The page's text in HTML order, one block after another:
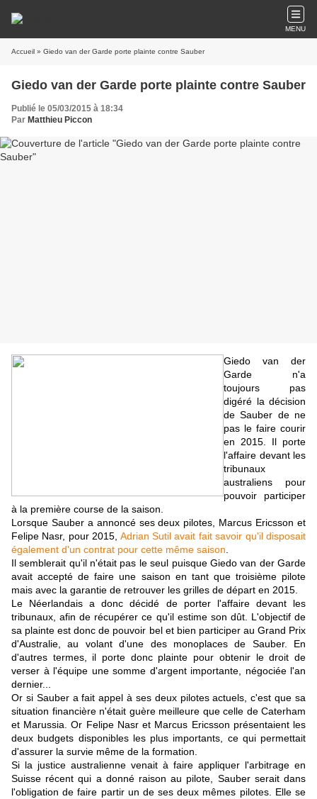
MENU
Accueil » Giedo van der Garde porte plainte contre Sauber
Giedo van der Garde porte plainte contre Sauber
Publié le 05/03/2015 à 18:34
Par Matthieu Piccon
Giedo van der
Garde n'a
toujours pas
digéré la décision
de Sauber de ne
pas le faire courir
en 2015. Il porte
l'affaire devant les
tribunaux
australiens pour
pouvoir participer
à la première course de la saison.
Lorsque Sauber a annoncé ses deux pilotes, Marcus Ericsson et
Felipe Nasr, pour 2015, Adrian Sutil avait fait savoir qu'il disposait
également d'un contrat pour cette même saison
Il semblerait qu'il n'était pas le seul puisque Giedo van der Garde
avait accepté de faire une saison en tant que troisième pilote
mais avec la garantie de retrouver les grilles de départ en 2015.
Le Néerlandais a donc décidé de porter l'affaire devant les
tribunaux, afin de récupérer ce qu'il estime son dût. L'objectif de
sa plainte est donc de pouvoir bel et bien participer au Grand Prix
d'Australie, au volant d'une des monoplaces de Sauber. En
d'autres termes, il porte donc plainte pour obtenir le droit de
verser à l'équipe une somme d'argent importante, négociée l'an
dernier...
Or si Sauber a fait appel à ses deux pilotes actuels, c'est que sa
situation financière n'était guère meilleure que celle de Caterham
et Marussia. Or Felipe Nasr et Marcus Ericsson présentaient les
deux budgets disponibles les plus importants, ce qui permettait
d'assurer la survie même de la formation.
Si la justice australienne venait à faire appliquer l'arbitrage en
Suisse récent qui a donné raison au pilote, Sauber serait dans
l'obligation de faire partir un de ses deux mêmes pilotes. Elle se